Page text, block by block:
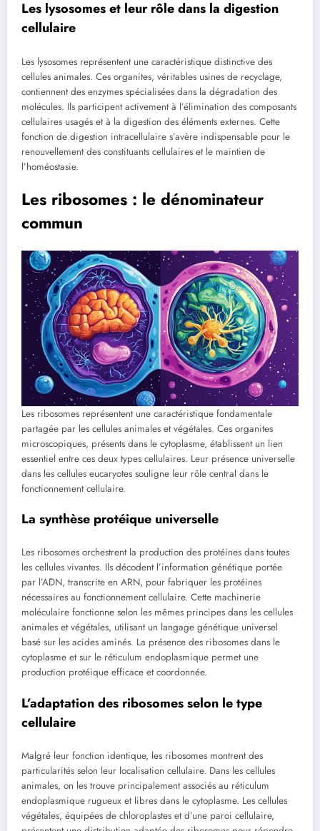
Les lysosomes et leur rôle dans la digestion
cellulaire
Les lysosomes représentent une caractéristique distinctive des
cellules animales. Ces organites, véritables usines de recyclage,
contiennent des enzymes spécialisées dans la dégradation des
molécules. Ils participent activement à l’élimination des composants
cellulaires usagés et à la digestion des éléments externes. Cette
fonction de digestion intracellulaire s’avère indispensable pour le
renouvellement des constituants cellulaires et le maintien de
l’homéostasie.
Les ribosomes : le dénominateur
commun
Les ribosomes représentent une caractéristique fondamentale
partagée par les cellules animales et végétales. Ces organites
microscopiques, présents dans le cytoplasme, établissent un lien
essentiel entre ces deux types cellulaires. Leur présence universelle
dans les cellules eucaryotes souligne leur rôle central dans le
fonctionnement cellulaire.
La synthèse protéique universelle
Les ribosomes orchestrent la production des protéines dans toutes
les cellules vivantes. Ils décodent l’information génétique portée
par l’ADN, transcrite en ARN, pour fabriquer les protéines
nécessaires au fonctionnement cellulaire. Cette machinerie
moléculaire fonctionne selon les mêmes principes dans les cellules
animales et végétales, utilisant un langage génétique universel
basé sur les acides aminés. La présence des ribosomes dans le
cytoplasme et sur le réticulum endoplasmique permet une
production protéique efficace et coordonnée.
L’adaptation des ribosomes selon le type
cellulaire
Malgré leur fonction identique, les ribosomes montrent des
particularités selon leur localisation cellulaire. Dans les cellules
animales, on les trouve principalement associés au réticulum
endoplasmique rugueux et libres dans le cytoplasme. Les cellules
végétales, équipées de chloroplastes et d’une paroi cellulaire,